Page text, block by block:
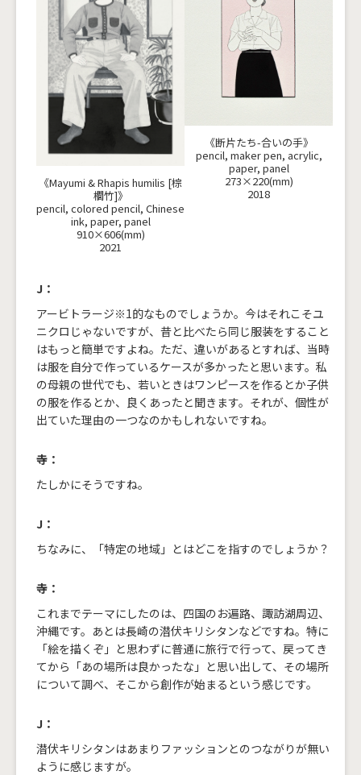
《Mayumi & Rhapis humilis [棕
櫚竹]》
pencil, colored pencil, Chinese
ink, paper, panel
910×606(mm)
2021
《断片たち-合いの手》
pencil, maker pen, acrylic,
paper, panel
273×220(mm)
2018
J：
アービトラージ※1的なものでしょうか。今はそれこそユ
ニクロじゃないですが、昔と比べたら同じ服装をすること
はもっと簡単ですよね。ただ、違いがあるとすれば、当時
は服を自分で作っているケースが多かったと思います。私
の母親の世代でも、若いときはワンピースを作るとか子供
の服を作るとか、良くあったと聞きます。それが、個性が
出ていた理由の一つなのかもしれないですね。
寺：
たしかにそうですね。
J：
ちなみに、「特定の地域」とはどこを指すのでしょうか？
寺：
これまでテーマにしたのは、四国のお遍路、諏訪湖周辺、
沖縄です。あとは長崎の潜伏キリシタンなどですね。特に
「絵を描くぞ」と思わずに普通に旅行で行って、戻ってき
てから「あの場所は良かったな」と思い出して、その場所
について調べ、そこから創作が始まるという感じです。
J：
潜伏キリシタンはあまりファッションとのつながりが無い
ように感じますが。